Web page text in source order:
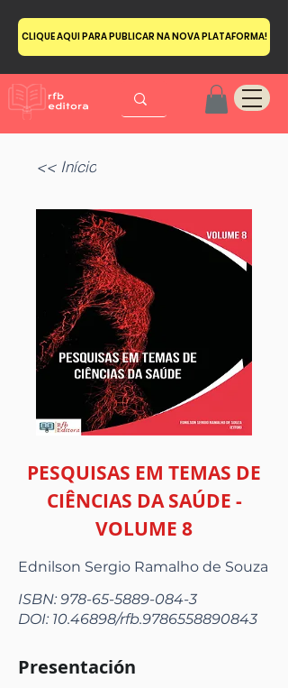
CLIQUE AQUI PARA PUBLICAR NA NOVA PLATAFORMA!
<< Início
PESQUISAS EM TEMAS DE
CIÊNCIAS DA SAÚDE -
VOLUME 8
Ednilson Sergio Ramalho de Souza
ISBN:978-65-5889-084-3
DOI: 10.46898/rfb.9786558890843
Presentación